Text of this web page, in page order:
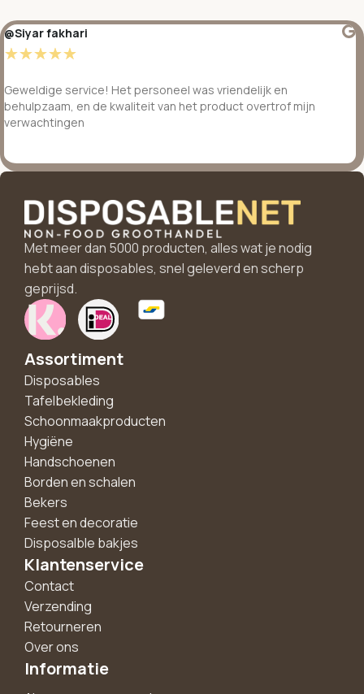
@Siyar fakhari
☆☆☆☆☆
Geweldige service! Het personeel was vriendelijk en
behulpzaam, en de kwaliteit van het product overtrof mijn
verwachtingen
Met meer dan 5000 producten, alles wat je nodig
hebt aan disposables, snel geleverd en scherp
geprijsd.
Assortiment
Disposables
Tafelbekleding
Schoonmaakproducten
Hygiëne
Handschoenen
Borden en schalen
Bekers
Feest en decoratie
Disposalble bakjes
Klantenservice
Contact
Verzending
Retourneren
Over ons
Informatie